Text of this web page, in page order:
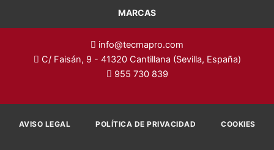
MARCAS
info@tecmapro.com
C/ Faisán, 9 - 41320 Cantillana (Sevilla, España)
955 730 839
AVISO LEGAL POLÍTICA DE PRIVACIDAD COOKIES